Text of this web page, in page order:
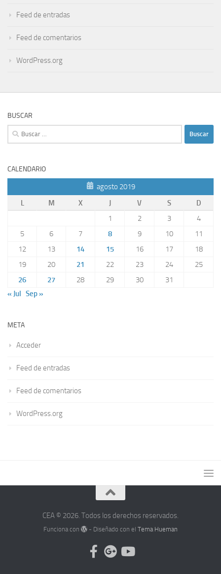
Feed de entradas
Feed de comentarios
WordPress.org
BUSCAR
Buscar:
CALENDARIO
agosto 2019
L
M X J V S
D
1
2 3
4
5
6 7 8 9 10
11
12
13 14 15 16 17
18
19
20 21 22 23 24
25
26
27 28 29 30
31
« Jul Sep »
META
Acceder
Feed de entradas
Feed de comentarios
WordPress.org
CEA © 2026. Todos los derechos reservados.
Funciona con - Diseñado con elTema Hueman